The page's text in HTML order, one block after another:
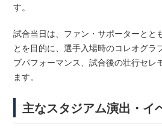
す。
試合当日は、ファン・サポーターとと
とを目的に、選手入場時のコレオグラ
ブパフォーマンス、試合後の壮行セレ
ます。
主なスタジアム演出・イ